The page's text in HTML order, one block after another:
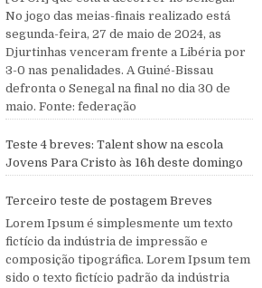
No jogo das meias-finais realizado está
segunda-feira, 27 de maio de 2024, as
Djurtinhas venceram frente a Libéria por
3-0 nas penalidades. A Guiné-Bissau
defronta o Senegal na final no dia 30 de
maio. Fonte: federação
Teste 4 breves: Talent show na escola
Jovens Para Cristo às 16h deste domingo
Terceiro teste de postagem Breves
Lorem Ipsum é simplesmente um texto
fictício da indústria de impressão e
composição tipográfica. Lorem Ipsum tem
sido o texto fictício padrão da indústria